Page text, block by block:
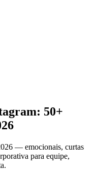
50+
— emocionais, curtas
para equipe,